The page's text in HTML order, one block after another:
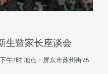
生暨家长座谈会
2时 地点：屏东市苏州街75